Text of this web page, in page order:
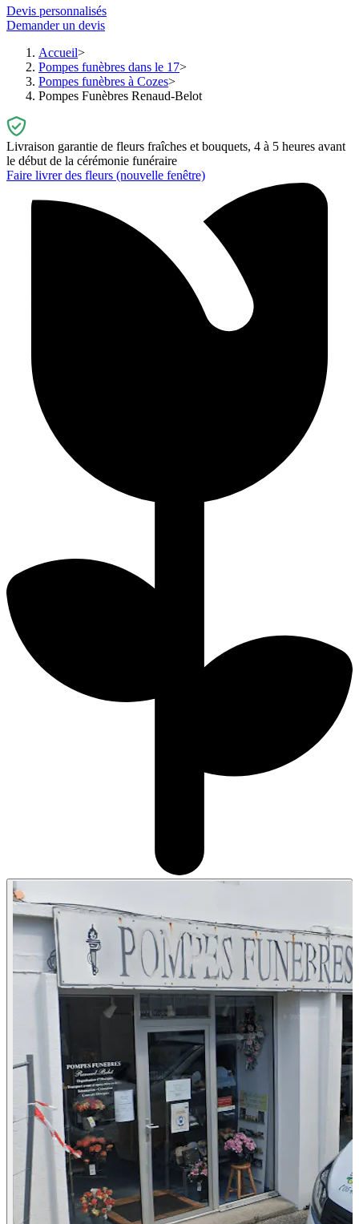
Devis personnalisés
Demander un devis
Accueil
Pompes funèbres dans le 17
Pompes funèbres à Cozes
Pompes Funèbres Renaud-Belot
Livraison garantie de fleurs fraîches et bouquets, 4 à 5 heures avant
le début de la cérémonie funéraire
Faire livrer des fleurs (nouvelle fenêtre)